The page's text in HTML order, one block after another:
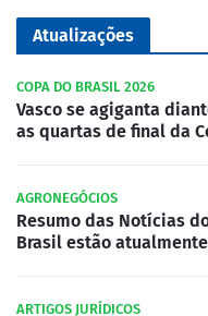
Atualizações
COPA DO BRASIL 2026
Vasco se agiganta
as quartas de final da
AGRONEGÓCIOS
Resumo das Notícias
Brasil estão
ARTIGOS JURÍDICOS